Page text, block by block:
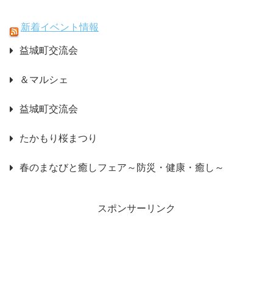
新着イベント情報
益城町交流会
＆マルシェ
益城町交流会
たかもり桜まつり
春のまなびと癒しフェア～防災・健康・癒し～
スポンサーリンク